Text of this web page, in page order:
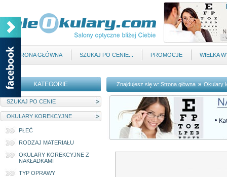
STRONA GŁÓWNA SZUKAJ PO CENIE... PROMOCJE WIELKA
KATEGORIE
SZUKAJ PO CENIE
OKULARY KOREKCYJNE
PŁEĆ
RODZAJ MATERIAŁU
OKULARY KOREKCYJNE Z
NAKŁADKAMI
TYP OPRAWY
Znajdujesz się w:Strona główna » Okulary